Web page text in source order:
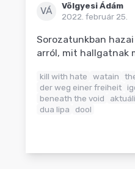
VÁ
Völgyesi Ádám
2022. február 25.
Sorozatunkban
arról, mit hallgatnak
kill with hate watain
der weg einer freiheit
beneath the void
dua lipa
dool